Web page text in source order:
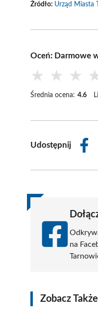
Źródło: Urząd Miasta
Oceń: Darmowe
★ ★ ★
Średnia ocena: 4.6
Udostępnij
na
Zobacz Także